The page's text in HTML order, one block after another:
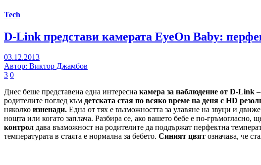
Tech
D-Link представи камерата EyeOn Baby:
03.12.2013
Автор: Виктор Джамбов
3 0
Днес беше представена една интересна камера за наблюдение от D-Link
родителите поглед към детската стая по всяко време на деня с HD
няколко изненади. Една от тях е възможността за улавяне на звуци и
нощта или когато заплача. Разбира се, ако вашето бебе е по-гръмогласно,
контрол дава възможност на родителите да поддържат перфектна
температурата в стаята е нормална за бебето. Синият цвят означава, че